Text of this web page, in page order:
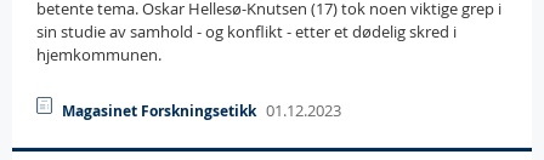
betente tema. Oskar Hellesø-Knutsen (17) tok noen viktige grep i
sin studie av samhold - og konflikt - etter et dødelig skred i
hjemkommunen.
Magasinet Forskningsetikk 01.12.2023